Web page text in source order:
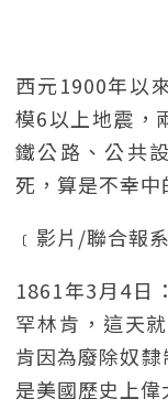
西元1900年以
模6以上地震，
鐵公路、公共
死，算是不幸中
﹝影片/聯合報
1861年3月4日
罕林肯，這天
肯因為廢除奴
是美國歷史上偉